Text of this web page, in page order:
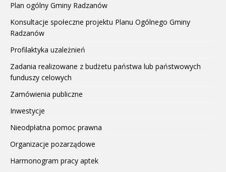
Plan ogólny Gminy Radzanów
Konsultacje społeczne projektu Planu Ogólnego Gminy
Radzanów
Profilaktyka uzależnień
Zadania realizowane z budżetu państwa lub państwowych
funduszy celowych
Zamówienia publiczne
Inwestycje
Nieodpłatna pomoc prawna
Organizacje pozarządowe
Harmonogram pracy aptek